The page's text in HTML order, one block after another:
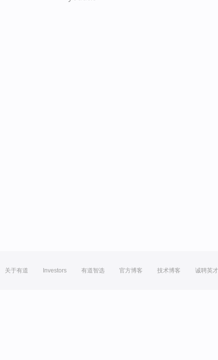
关于有道 Investors 有道智选 官方博客 技术博客 诚聘英才